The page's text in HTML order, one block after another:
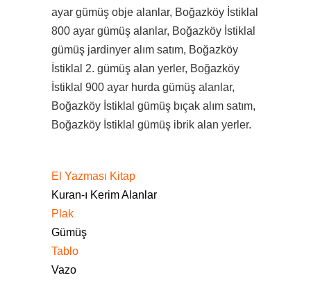
ayar gümüş obje alanlar, Boğazköy İstiklal
800 ayar gümüş alanlar, Boğazköy İstiklal
gümüş jardinyer alım satım, Boğazköy
İstiklal 2. gümüş alan yerler, Boğazköy
İstiklal 900 ayar hurda gümüş alanlar,
Boğazköy İstiklal gümüş bıçak alım satım,
Boğazköy İstiklal gümüş ibrik alan yerler.
El Yazması Kitap
Kuran-ı Kerim Alanlar
Plak
Gümüş
Tablo
Vazo